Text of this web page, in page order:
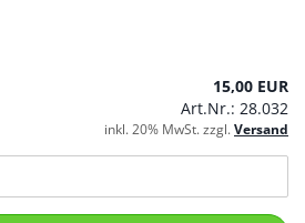
15,00 EUR
Art.Nr.: 28.032
inkl. 20% MwSt. zzgl.Versand